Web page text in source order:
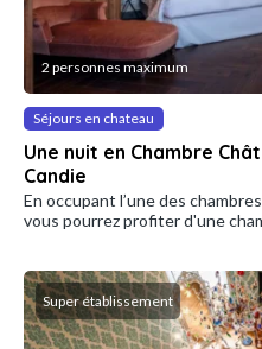
2 personnes maximum
Séjours en chateau
Une nuit en Chambre
Candie
En occupant l’une des
vous pourrez profiter d'une
Super établissement